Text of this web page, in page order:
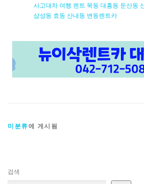
사고대차 여행 렌트 목동 대흥동 둔산동
삼성동 효동 산내동 변동렌트카
미분류에 게시됨
검색